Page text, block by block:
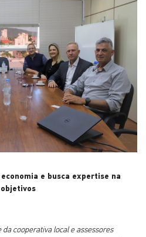
e busca expertise na
cooperativa local e assessores